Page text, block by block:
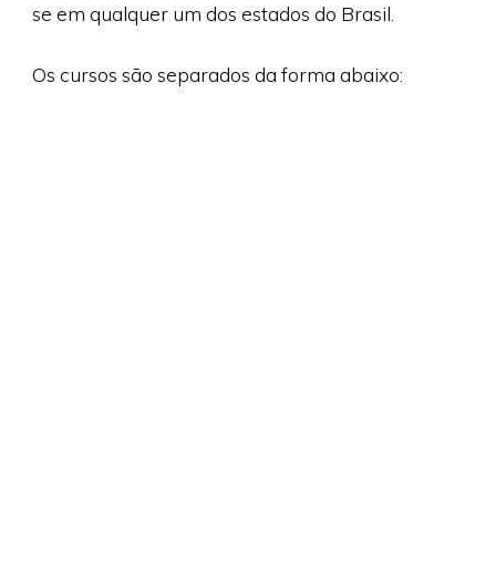
se em qualquer um dos estados do Brasil.
Os cursos são separados da forma abaixo: